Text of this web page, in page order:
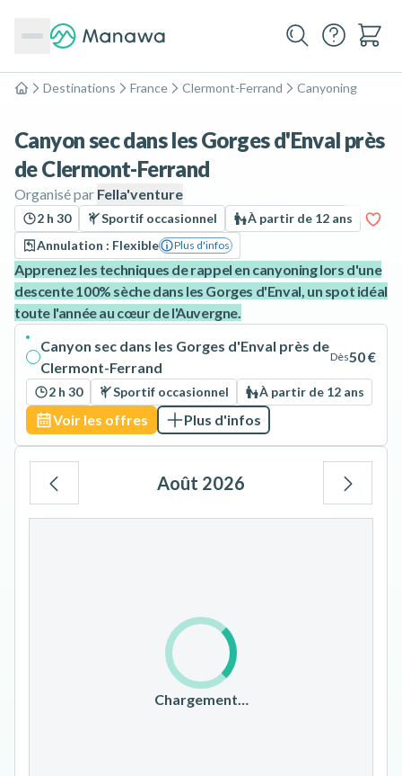
Accueil
Destinations France Clermont-Ferrand Canyoning
Canyon sec dans les Gorges d'Enval près
de Clermont-Ferrand
Organisé par Fella'venture
2 h 30 Sportif occasionnel
À partir de 12 ans
Annulation : Flexible
Plus d'infos
Apprenez les techniques de rappel en canyoning lors d'une
descente 100% sèche dans les Gorges d'Enval, un spot idéal
toute l'année au cœur de l'Auvergne.
Canyon sec dans les Gorges d'Enval près de
Clermont-Ferrand
Dès50 €
2 h 30 Sportif occasionnel À partir de 12 ans
Voir les offres Plus d'infos
Août 2026
19 20
Chargement…